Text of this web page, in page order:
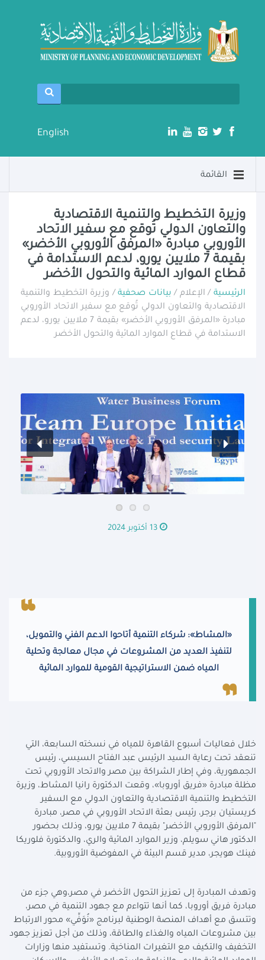
English
القائمة
وزيرة التخطيط والتنمية الاقتصادية
والتعاون الدولي تُوقع مع سفير الاتحاد
الأوروبي مبادرة «المرفق الأوروبي الأخضر»
بقيمة 7 ملايين يورو، لدعم الاستدامة في
قطاع الموارد المائية والتحول الأخضر
الرئيسية/ الإعلام / بيانات صحفية/ وزيرة التخطيط والتنمية
الاقتصادية والتعاون الدولي تُوقع مع سفير الاتحاد الأوروبي
مبادرة «المرفق الأوروبي الأخضر» بقيمة 7 ملايين يورو، لدعم
الاستدامة في قطاع الموارد المائية والتحول الأخضر
13 أكتوبر 2024
«المشاط»: شركاء التنمية أتاحوا الدعم الفني والتمويل،
لتنفيذ العديد من المشروعات في مجال معالجة وتحلية
المياه ضمن الاستراتيجية القومية للموارد المائية
خلال فعاليات أسبوع القاهرة للمياه في نسخته السابعة، التي
تنعقد تحت رعاية السيد الرئيس عبد الفتاح السيسي، رئيس
الجمهورية، وفي إطار الشراكة بين مصر والاتحاد الأوروبي تحت
مظلة مبادرة «فريق أوروبا»، وقعت الدكتورة رانيا المشاط، وزيرة
التخطيط والتنمية الاقتصادية والتعاون الدولي مع السفير
كريستيان برجر، رئيس بعثة الاتحاد الأوروبي في مصر، مبادرة
"المرفق الأوروبي الأخضر" بقيمة 7 ملايين يورو، وذلك بحضور
الدكتور هاني سويلم، وزير الموارد المائية والري، والدكتورة فلوريكا
فينك هويجر، مدير قسم البيئة في المفوضية الأوروبية.
وتهدف المبادرة إلى تعزيز التحول الأخضر في مصر،وهي جزء من
مبادرة فريق أوروبا، كما أنها تتواءم مع جهود التنمية في مصر،
وتتسق مع أهداف المنصة الوطنية لبرنامج «نُوَفِّي» محور الارتباط
بين مشروعات المياه والغذاء والطاقة، وذلك من أجل تعزيز جهود
التخفيف والتكيف مع التغيرات المناخية. وتستفيد منها وزارات